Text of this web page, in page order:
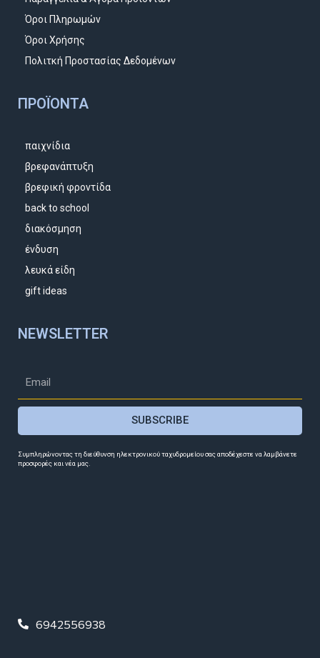
Όροι Πληρωμών
Όροι Χρήσης
Πολιτκή Προστασίας Δεδομένων
ΠΡΟΪΌΝΤΑ
παιχνίδια
βρεφανάπτυξη
βρεφική φροντίδα
back to school
διακόσμηση
ένδυση
λευκά είδη
gift ideas
NEWSLETTER
SUBSCRIBE
Συμπληρώνοντας τη διεύθυνση ηλεκτρονικού ταχυδρομείου σας αποδέχεστε να λαμβάνετε
προσφορές και νέα μας.
6942556938